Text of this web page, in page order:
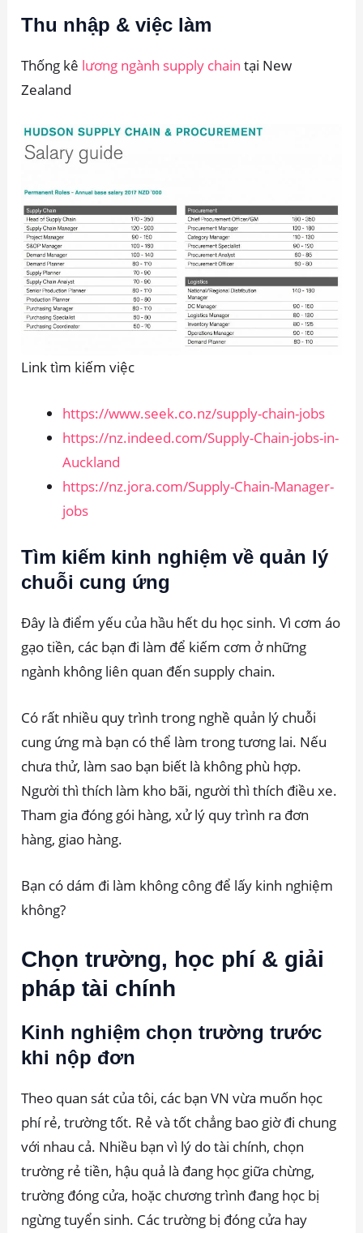
Thu nhập & việc làm
Thống kê lương ngành supply chain tại New
Zealand
Link tìm kiếm việc
https://www.seek.co.nz/supply-chain-jobs
https://nz.indeed.com/Supply-Chain-jobs-in-
Auckland
https://nz.jora.com/Supply-Chain-Manager-
jobs
Tìm kiếm kinh nghiệm về quản lý
chuỗi cung ứng
Đây là điểm yếu của hầu hết du học sinh. Vì cơm áo
gạo tiền, các bạn đi làm để kiếm cơm ở những
ngành không liên quan đến supply chain.
Có rất nhiều quy trình trong nghề quản lý chuỗi
cung ứng mà bạn có thể làm trong tương lai. Nếu
chưa thử, làm sao bạn biết là không phù hợp.
Người thì thích làm kho bãi, người thì thích điều xe.
Tham gia đóng gói hàng, xử lý quy trình ra đơn
hàng, giao hàng.
Bạn có dám đi làm không công để lấy kinh nghiệm
không?
Chọn trường, học phí & giải
pháp tài chính
Kinh nghiệm chọn trường trước
khi nộp đơn
Theo quan sát của tôi, các bạn VN vừa muốn học
phí rẻ, trường tốt. Rẻ và tốt chẳng bao giờ đi chung
với nhau cả. Nhiều bạn vì lý do tài chính, chọn
trường rẻ tiền, hậu quả là đang học giữa chừng,
trường đóng cửa, hoặc chương trình đang học bị
ngừng tuyển sinh. Các trường bị đóng cửa hay